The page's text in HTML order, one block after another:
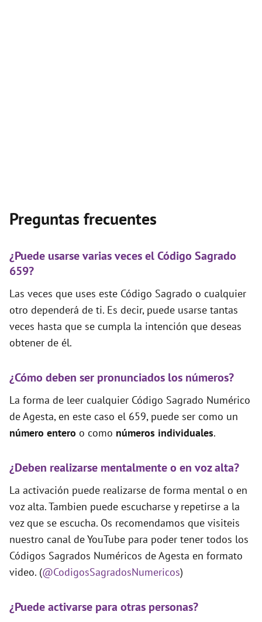
Preguntas frecuentes
¿Puede usarse varias veces el Código Sagrado
659?
Las veces que uses este Código Sagrado o cualquier
otro dependerá de ti. Es decir, puede usarse tantas
veces hasta que se cumpla la intención que deseas
obtener de él.
¿Cómo deben ser pronunciados los números?
La forma de leer cualquier Código Sagrado Numérico
de Agesta, en este caso el 659, puede ser como un
número entero o como números individuales.
¿Deben realizarse mentalmente o en voz alta?
La activación puede realizarse de forma mental o en
voz alta. Tambien puede escucharse y repetirse a la
vez que se escucha. Os recomendamos que visiteis
nuestro canal de YouTube para poder tener todos los
Códigos Sagrados Numéricos de Agesta en formato
video. (@CodigosSagradosNumericos)
¿Puede activarse para otras personas?